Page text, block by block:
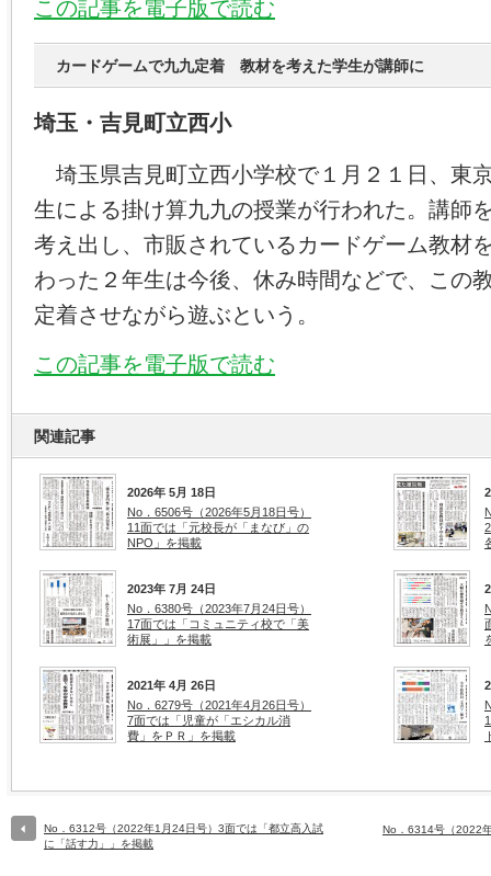
この記事を電子版で読む
カードゲームで九九定着 教材を考えた学生が講師に
埼玉・吉見町立西小
埼玉県吉見町立西小学校で１月２１日、東
生による掛け算九九の授業が行われた。講師
考え出し、市販されているカードゲーム教材
わった２年生は今後、休み時間などで、この
定着させながら遊ぶという。
この記事を電子版で読む
関連記事
2026年 5月 18日
No．6506号（2026年5月18日号）
11面では「元校長が「まなび」の
NPO」を掲載
2023年 7月 24日
No．6380号（2023年7月24日号）
17面では「コミュニティ校で「美
術展」」を掲載
2021年 4月 26日
No．6279号（2021年4月26日号）
7面では「児童が「エシカル消
費」をＰＲ」を掲載
No．6312号（2022年1月24日号）3面では「都立高入試
に「話す力」」を掲載
No．6314号（2022